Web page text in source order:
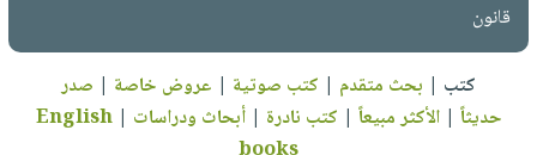
قانون
كتب | بحث متقدم | كتب صوتية | عروض خاصة | صدر
حديثاً |الأكثر مبيعاً | كتب نادرة |أبحاث ودراسات |
English